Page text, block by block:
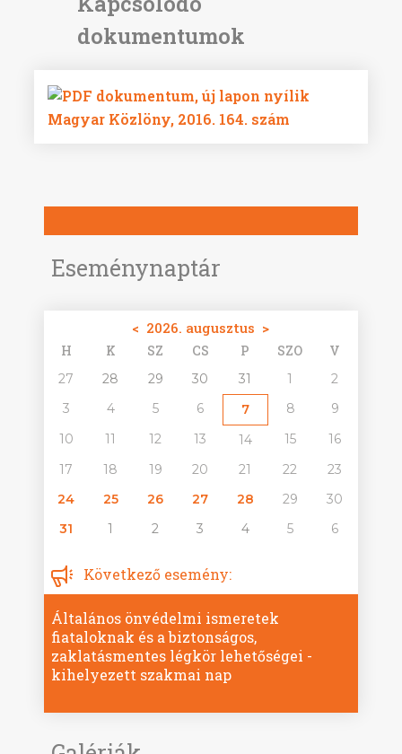
Eseménynaptár
< 2026. augusztus >
H K SZ CS P SZO V
27 28 29 30 31 1
2
3
4 5 6 7 8
9
10
11 12 13 14 15
16
17
18 19 20 21 22
23
24
25 26 27 28 29
30
31
1 2 3 4 5 6
Következő esemény:
Általános önvédelmi ismeretek
fiataloknak és a biztonságos,
zaklatásmentes légkör lehetőségei -
kihelyezett szakmai nap
Magyar Közlöny, 2016. 164. szám